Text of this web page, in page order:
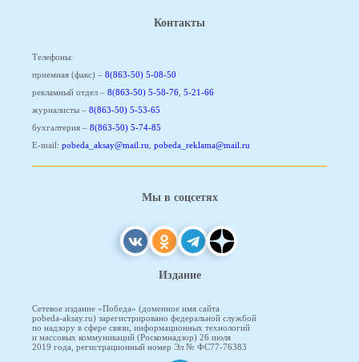
Контакты
Телефоны:
приемная (факс) – 8(863-50) 5-08-50
рекламный отдел – 8(863-50) 5-58-76 5-21-66
журналисты – 8(863-50) 5-53-65
бухгалтерия – 8(863-50) 5-74-85
E-mail: pobeda_aksay@mail.ru pobeda_reklama@mail.ru
Мы в соцсетях
Издание
Сетевое издание «Победа» (доменное имя сайта
pobeda-aksay.ru) зарегистрировано федеральной службой
по надзору в сфере связи, информационных технологий
и массовых коммуникаций (Роскомнадзор) 26 июля
2019 года, регистрационный номер Эл № ФС77-76383